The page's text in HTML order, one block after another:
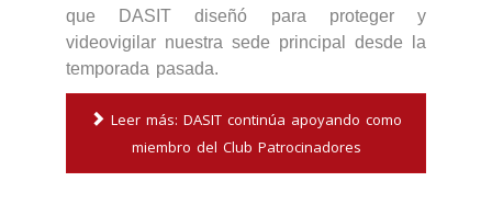
que DASIT diseñó para proteger y
videovigilar nuestra sede principal desde la
temporada pasada.
Leer más: DASIT continúa apoyando como
miembro del Club Patrocinadores